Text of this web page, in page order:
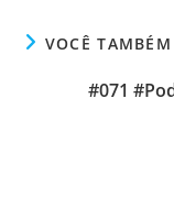
VOCÊ
#071